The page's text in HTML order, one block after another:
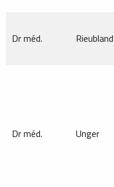
Dr méd. Rieubland
Dr méd. Unger